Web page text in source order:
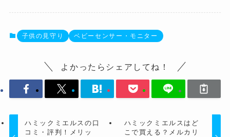
子供の見守り ベビーセンサー・モニター
よかったらシェアしてね！
ハミックミエルスの口
コミ・評判！メリッ
ハミックミエルスはど
こで買える？メルカリ